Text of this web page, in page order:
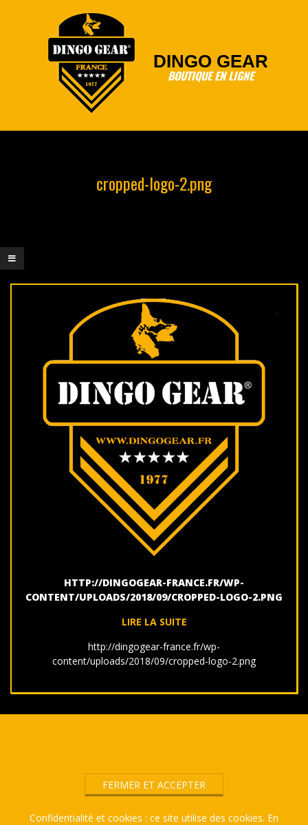
DINGO GEAR
BOUTIQUE EN LIGNE
cropped-logo-2.png
HTTP://DINGOGEAR-FRANCE.FR/WP-
CONTENT/UPLOADS/2018/09/CROPPED-LOGO-2.PNG
LIRE LA SUITE
http://dingogear-france.fr/wp-
content/uploads/2018/09/cropped-logo-2.png
09-
Confidentialité et cookies : ce site utilise des cookies. En